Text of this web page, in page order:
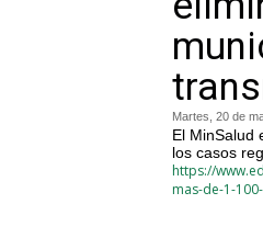
Martes, 20 de
El MinSalud
los casos
https://
mas-de-1-